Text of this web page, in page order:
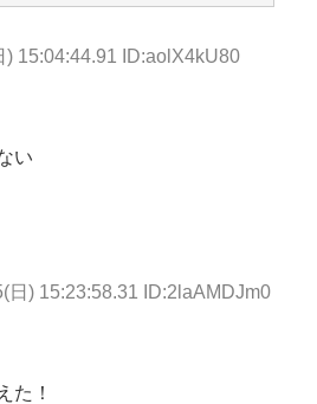
) 15:04:44.91 ID:aolX4kU80
い
日) 15:23:58.31 ID:2laAMDJm0
た！